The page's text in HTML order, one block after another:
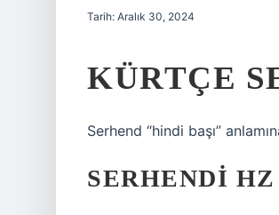
Tarih: Aralık 30, 2024
KÜRTÇE
Serhend “hindi başı”
SERHENDI